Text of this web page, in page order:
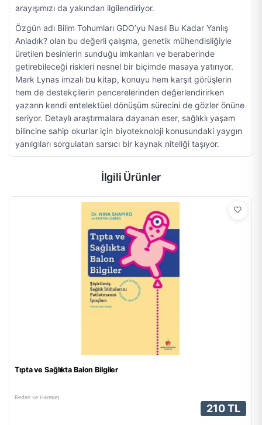
arayışımızı da yakından ilgilendiriyor.
Özgün adı Bilim Tohumları GDO’yu Nasıl Bu Kadar Yanlış
Anladık? olan bu değerli çalışma, genetik mühendisliğiyle
üretilen besinlerin sunduğu imkanları ve beraberinde
getirebileceği riskleri nesnel bir biçimde masaya yatırıyor.
Mark Lynas imzalı bu kitap, konuyu hem karşıt görüşlerin
hem de destekçilerin pencerelerinden değerlendirirken
yazarın kendi entelektüel dönüşüm sürecini de gözler önüne
seriyor. Detaylı araştırmalara dayanan eser, sağlıklı yaşam
bilincine sahip okurlar için biyoteknoloji konusundaki yaygın
yanılgıları sorgulatan sarsıcı bir kaynak niteliği taşıyor.
İlgili Ürünler
Tıpta ve Sağlıkta Balon Bilgiler
Beden ve Hareket
210 TL